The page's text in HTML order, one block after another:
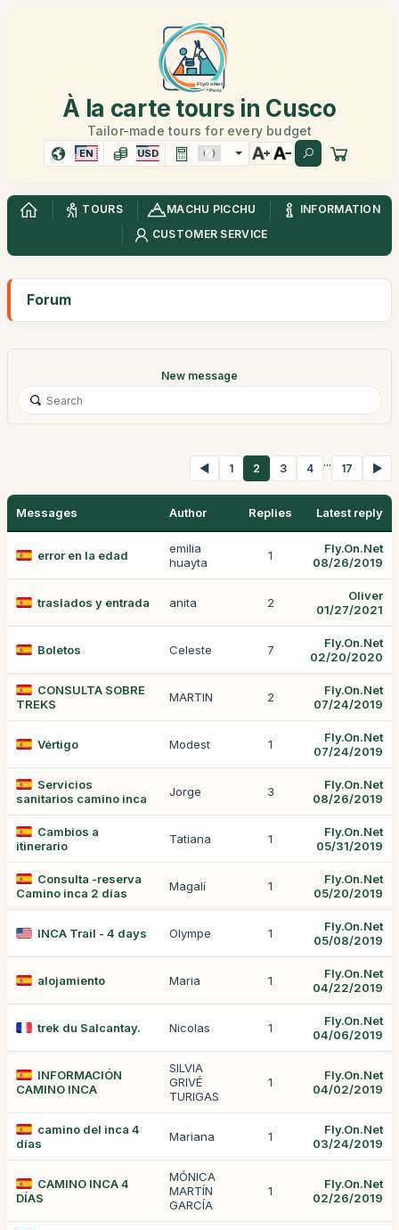
À la carte tours in Cusco
Tailor-made tours for every budget
EN USD
TOURS MACHU PICCHU
INFORMATION
CUSTOMER SERVICE
Forum
New message
◀ 1 2 3 4 ... 17 ▶
Messages Author Replies Latest reply
error en la edad
emilia
huayta
1
Fly.On.Net
08/26/2019
traslados y entrada anita 2
Oliver
01/27/2021
Boletos Celeste 7
Fly.On.Net
02/20/2020
CONSULTA SOBRE
TREKS
MARTIN 2
Fly.On.Net
07/24/2019
Vértigo Modest 1
Fly.On.Net
07/24/2019
Servicios
sanitarios camino inca
Jorge 3
Fly.On.Net
08/26/2019
Cambios a
itinerario
Tatiana 1
Fly.On.Net
05/31/2019
Consulta -reserva
Camino inca 2 días
Magalí 1
Fly.On.Net
05/20/2019
INCA Trail - 4 days Olympe 1
Fly.On.Net
05/08/2019
alojamiento Maria 1
Fly.On.Net
04/22/2019
trek du Salcantay. Nicolas 1
Fly.On.Net
04/06/2019
INFORMACIÓN
CAMINO INCA
SILVIA
GRIVÉ
TURIGAS
1
Fly.On.Net
04/02/2019
camino del inca 4
días
Mariana 1
Fly.On.Net
03/24/2019
CAMINO INCA 4
DÍAS
MÓNICA
MARTÍN
GARCÍA
1
Fly.On.Net
02/26/2019